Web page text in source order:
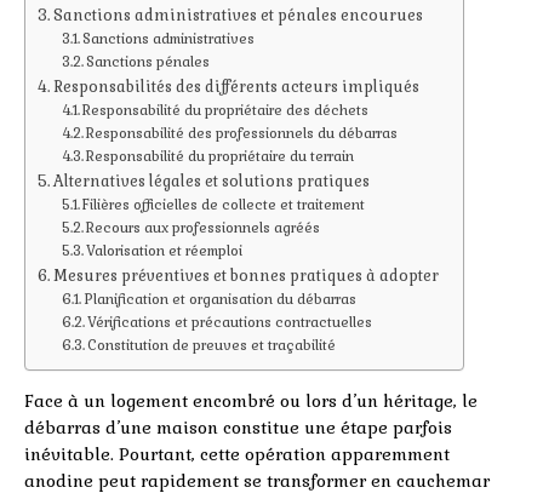
Sanctions administratives et pénales encourues
Sanctions administratives
Sanctions pénales
Responsabilités des différents acteurs impliqués
Responsabilité du propriétaire des déchets
Responsabilité des professionnels du débarras
Responsabilité du propriétaire du terrain
Alternatives légales et solutions pratiques
Filières officielles de collecte et traitement
Recours aux professionnels agréés
Valorisation et réemploi
Mesures préventives et bonnes pratiques à adopter
Planification et organisation du débarras
Vérifications et précautions contractuelles
Constitution de preuves et traçabilité
Face à un logement encombré ou lors d’un héritage, le
débarras d’une maison constitue une étape parfois
inévitable. Pourtant, cette opération apparemment
anodine peut rapidement se transformer en cauchemar